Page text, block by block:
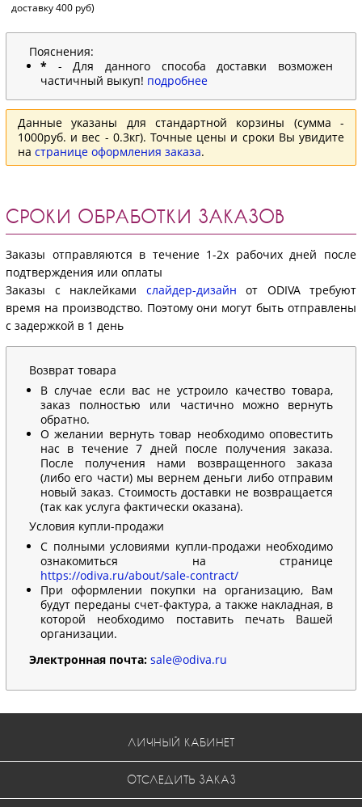
доставку 400 руб)
Пояснения:
* - Для данного способа доставки возможен
частичный выкуп! подробнее
Данные указаны для стандартной корзины (сумма -
1000руб. и вес - 0.3кг). Точные цены и сроки Вы увидите
на странице оформления заказа.
СРОКИ ОБРАБОТКИ ЗАКАЗОВ
Заказы отправляются в течение 1-2х рабочих дней после
подтверждения или оплаты
Заказы с наклейками слайдер-дизайн от ODIVA требуют
время на производство. Поэтому они могут быть отправлены
с задержкой в 1 день
Возврат товара
В случае если вас не устроило качество товара,
заказ полностью или частично можно вернуть
обратно.
О желании вернуть товар необходимо оповестить
нас в течение 7 дней после получения заказа.
После получения нами возвращенного заказа
(либо его части) мы вернем деньги либо отправим
новый заказ. Стоимость доставки не возвращается
(так как услуга фактически оказана).
Условия купли-продажи
С полными условиями купли-продажи необходимо
ознакомиться на странице
https://odiva.ru/about/sale-contract/
При оформлении покупки на организацию, Вам
будут переданы счет-фактура, а также накладная, в
которой необходимо поставить печать Вашей
организации.
Электронная почта: sale@odiva.ru
ЛИЧНЫЙ КАБИНЕТ
ОТСЛЕДИТЬ ЗАКАЗ